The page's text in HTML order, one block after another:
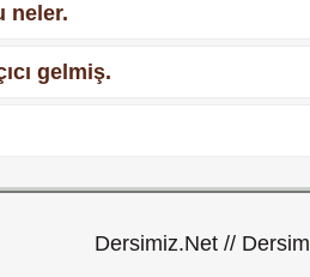
neler.
gelmiş.
Dersimiz.Net //